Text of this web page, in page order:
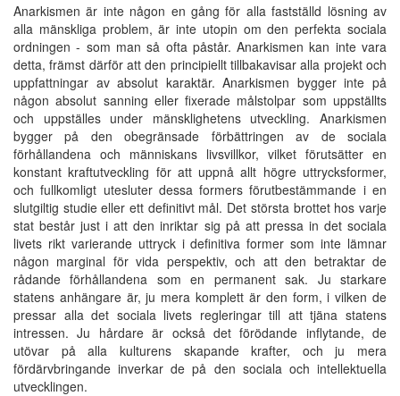
Anarkismen är inte någon en gång för alla fastställd lösning av
alla mänskliga problem, är inte utopin om den perfekta sociala
ordningen - som man så ofta påstår. Anarkismen kan inte vara
detta, främst därför att den principiellt tillbakavisar alla projekt och
uppfattningar av absolut karaktär. Anarkismen bygger inte på
någon absolut sanning eller fixerade målstolpar som uppställts
och uppställes under mänsklighetens utveckling. Anarkismen
bygger på den obegränsade förbättringen av de sociala
förhållandena och människans livsvillkor, vilket förutsätter en
konstant kraftutveckling för att uppnå allt högre uttrycksformer,
och fullkomligt utesluter dessa formers förutbestämmande i en
slutgiltig studie eller ett definitivt mål. Det största brottet hos varje
stat består just i att den inriktar sig på att pressa in det sociala
livets rikt varierande uttryck i definitiva former som inte lämnar
någon marginal för vida perspektiv, och att den betraktar de
rådande förhållandena som en permanent sak. Ju starkare
statens anhängare är, ju mera komplett är den form, i vilken de
pressar alla det sociala livets regleringar till att tjäna statens
intressen. Ju hårdare är också det förödande inflytande, de
utövar på alla kulturens skapande krafter, och ju mera
fördärvbringande inverkar de på den sociala och intellektuella
utvecklingen.